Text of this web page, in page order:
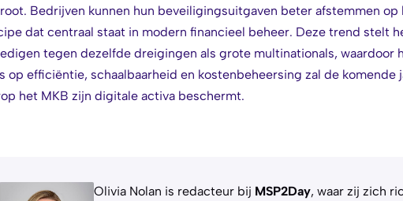
Bedrijven kunnen hun beveiligingsuitgaven beter afstemmen op
dat centraal staat in modern financieel beheer. Deze trend stelt
tegen dezelfde dreigingen als grote multinationals, waardoor
op efficiëntie, schaalbaarheid en kostenbeheersing zal de komende
het MKB zijn digitale activa beschermt.
Olivia Nolan is redacteur bij MSP2Day, waar zij zich